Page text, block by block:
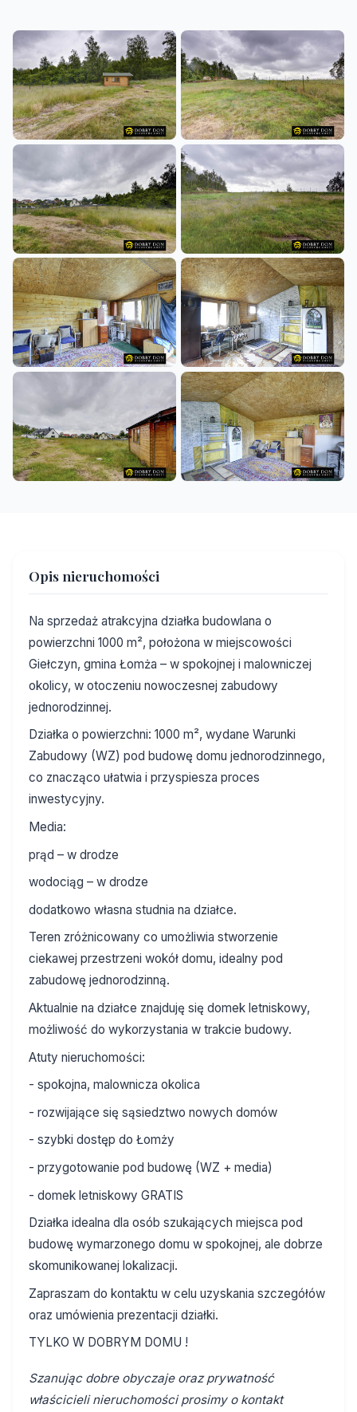
Opis nieruchomości
Na sprzedaż atrakcyjna działka budowlana o
powierzchni 1000 m², położona w miejscowości
Giełczyn, gmina Łomża – w spokojnej i malowniczej
okolicy, w otoczeniu nowoczesnej zabudowy
jednorodzinnej.
Działka o powierzchni: 1000 m², wydane Warunki
Zabudowy (WZ) pod budowę domu jednorodzinnego,
co znacząco ułatwia i przyspiesza proces
inwestycyjny.
Media:
prąd – w drodze
wodociąg – w drodze
dodatkowo własna studnia na działce.
Teren zróżnicowany co umożliwia stworzenie
ciekawej przestrzeni wokół domu, idealny pod
zabudowę jednorodzinną.
Aktualnie na działce znajduję się domek letniskowy,
możliwość do wykorzystania w trakcie budowy.
Atuty nieruchomości:
- spokojna, malownicza okolica
- rozwijające się sąsiedztwo nowych domów
- szybki dostęp do Łomży
- przygotowanie pod budowę (WZ + media)
- domek letniskowy GRATIS
Działka idealna dla osób szukających miejsca pod
budowę wymarzonego domu w spokojnej, ale dobrze
skomunikowanej lokalizacji.
Zapraszam do kontaktu w celu uzyskania szczegółów
oraz umówienia prezentacji działki.
TYLKO W DOBRYM DOMU !
Szanując dobre obyczaje oraz prywatność
właścicieli nieruchomości prosimy o kontakt